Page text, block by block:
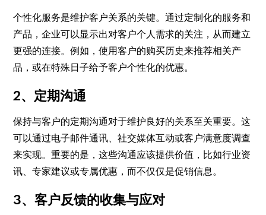
个性化服务是维护客户关系的关键。通过定制化的服务和
产品，企业可以显示出对客户个人需求的关注，从而建立
更强的连接。例如，使用客户的购买历史来推荐相关产
品，或在特殊日子给予客户个性化的优惠。
2、定期沟通
保持与客户的定期沟通对于维护良好的关系至关重要。这
可以通过电子邮件通讯、社交媒体互动或客户满意度调查
来实现。重要的是，这些沟通应该提供价值，比如行业资
讯、专家建议或专属优惠，而不仅仅是促销信息。
3、客户反馈的收集与应对